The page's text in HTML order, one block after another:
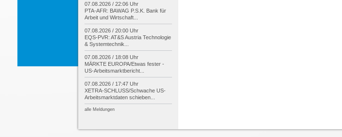
07.08.2026 / 22:06 Uhr
PTA-AFR: BAWAG P.S.K. Bank für
Arbeit und Wirtschaft...
07.08.2026 / 20:00 Uhr
EQS-PVR: AT&S Austria Technologie
& Systemtechnik...
07.08.2026 / 18:08 Uhr
MÄRKTE EUROPA/Etwas fester -
US-Arbeitsmarktbericht...
07.08.2026 / 17:47 Uhr
XETRA-SCHLUSS/Schwache US-
Arbeitsmarktdaten schieben...
alle Meldungen